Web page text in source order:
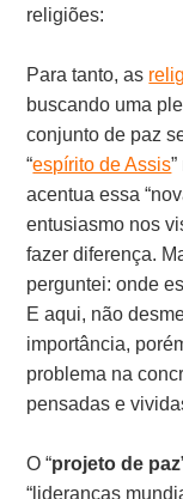
religiões:
Para tanto, as
buscando uma
conjunto de paz
“espírito de Assis
acentua essa
entusiasmo nos
fazer diferença.
perguntei: onde
E aqui, não
importância,
problema na
pensadas e
O “projeto de paz
“lideranças